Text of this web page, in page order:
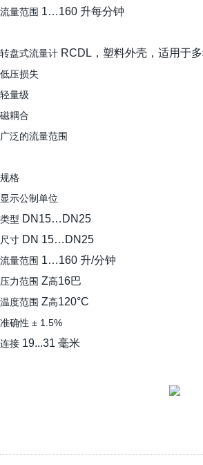
流量范围 1…160 升每分钟
转盘式流量计 RCDL，塑料外壳，适用于
低压损失
轻量级
磁耦合
广泛的流量范围
规格
显示公制单位
类型 DN15…DN25
尺寸 DN 15…DN25
流量范围 1…160 升/分钟
压力范围 Z高16巴
温度范围 Z高120°C
准确性 ± 1.5%
连接 19...31 毫米